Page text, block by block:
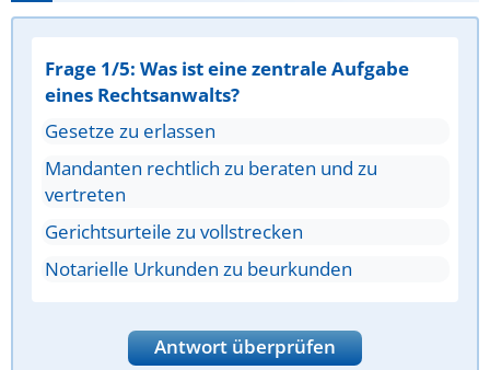
Frage 1/5: Was ist eine zentrale Aufgabe
eines Rechtsanwalts?
Gesetze zu erlassen
Mandanten rechtlich zu beraten und zu
vertreten
Gerichtsurteile zu vollstrecken
Notarielle Urkunden zu beurkunden
Antwort überprüfen